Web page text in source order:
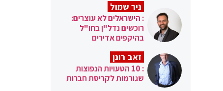
ניר שמול
: הישראלים לא עוצרים:
רוכשים נדל"ן בחו"ל
בהיקפים אדירים
זאב רונן
: 10 הטעויות הנפוצות
שגורמות לקריסת חברות